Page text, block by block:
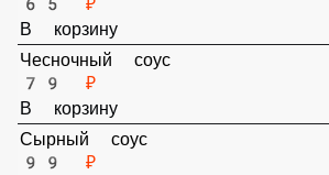
Соус томатный
65 ₽
В корзину
Чесночный соус
79 ₽
В корзину